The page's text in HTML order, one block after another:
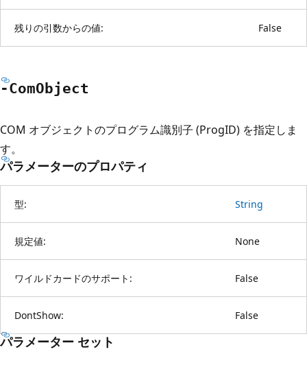
残りの引数からの値: False
-ComObject
COM オブジェクトのプログラム識別子 (ProgID) を指定しま
す。
パラメーターのプロパティ
型: String
規定値: None
ワイルドカードのサポート: False
DontShow: False
パラメーター セット